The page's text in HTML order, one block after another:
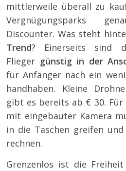
mittlerweile überall zu
Vergnügungsparks
Discounter. Was steht
Trend? Einerseits sind
Flieger günstig in der
für Anfänger nach ein
handhaben. Kleine
gibt es bereits ab € 30.
mit eingebauter Kamera
in die Taschen greifen
rechnen.
Grenzenlos ist die